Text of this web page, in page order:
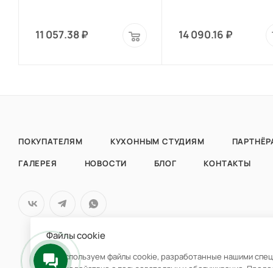
11 057.38₽ 14 090.16 ₽
ПОКУПАТЕЛЯМ КУХОННЫМ СТУДИЯМ
ГАЛЕРЕЯ
НОВОСТИ БЛОГ КОНТАКТЫ
Файлы cookie
Мы используем файлы cookie, разработанные нашими